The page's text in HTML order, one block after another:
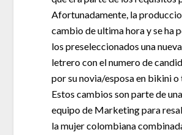
Afortunadamente, la
cambio de ultima hora y se ha
los preseleccionados una
letrero con el numero de
por su novia/esposa en bikini o
Estos cambios son parte de
equipo de Marketing para
la mujer colombiana